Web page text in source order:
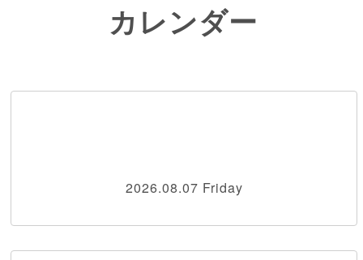
カレンダー
2026.08.07 Friday